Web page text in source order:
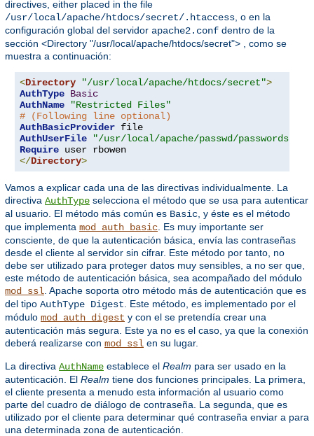
directives, either placed in the file
/usr/local/apache/htdocs/secret/.htaccess , o en la
configuración global del servidor apache2.conf dentro de la
sección <Directory "/usr/local/apache/htdocs/secret"> , como se
muestra a continuación:
<Directory "/usr/local/apache/htdocs/secret">
AuthType Basic
AuthName
"Restricted Files"
# (Following line optional)
AuthBasicProvider
AuthUserFile
"/usr/local/apache/passwd/passwords"
Require
</Directory>
Vamos a explicar cada una de las directivas individualmente. La
directiva AuthType selecciona el método que se usa para autenticar
al usuario. El método más común es Basic , y éste es el método
que implementa mod_auth_basic . Es muy importante ser
consciente, de que la autenticación básica, envía las contraseñas
desde el cliente al servidor sin cifrar. Este método por tanto, no
debe ser utilizado para proteger datos muy sensibles, a no ser que,
este método de autenticación básica, sea acompañado del módulo
mod_ssl . Apache soporta otro método más de autenticación que es
del tipo AuthType Digest . Este método, es implementado por el
módulo mod_auth_digest y con el se pretendía crear una
autenticación más segura. Este ya no es el caso, ya que la conexión
deberá realizarse con mod_ssl en su lugar.
La directiva AuthName establece el Realm para ser usado en la
autenticación. El Realm tiene dos funciones principales. La primera,
el cliente presenta a menudo esta información al usuario como
parte del cuadro de diálogo de contraseña. La segunda, que es
utilizado por el cliente para determinar qué contraseña enviar a para
una determinada zona de autenticación.